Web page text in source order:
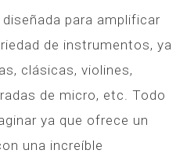
para amplificar
de instrumentos, ya
clásicas, violines,
de micro, etc. Todo
ya que ofrece un
una increíble